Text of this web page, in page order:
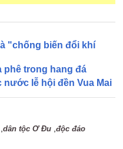
"chống biến đổi khí
phê trong hang đá
lễ hội đền Vua Mai
,dân tộc Ơ Đu ,độc đáo